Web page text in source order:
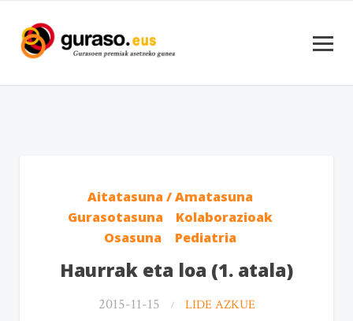
Aitatasuna / Amatasuna
Gurasotasuna
Kolaborazioak
Osasuna
Pediatria
Haurrak eta loa (1. atala)
2015-11-15 LIDE AZKUE